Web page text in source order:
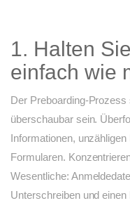
1. Halten
einfach wie
Der Preboarding-
überschaubar sein.
Informationen,
Formularen.
Wesentliche:
Unterschreiben und